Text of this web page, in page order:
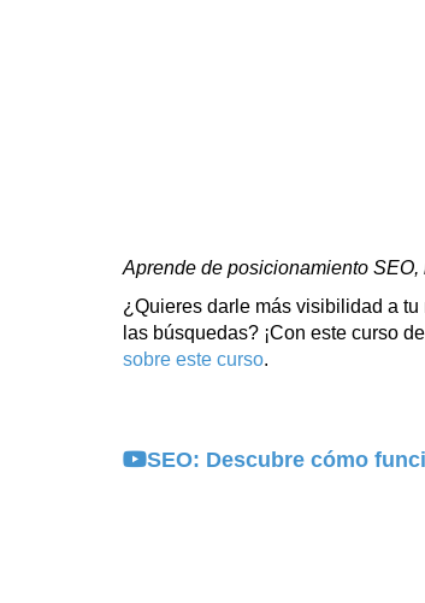
Aprende de posicionamiento
¿Quieres darle más visibilidad a
las búsquedas? ¡Con este curso
sobre este curso.
SEO: Descubre cómo